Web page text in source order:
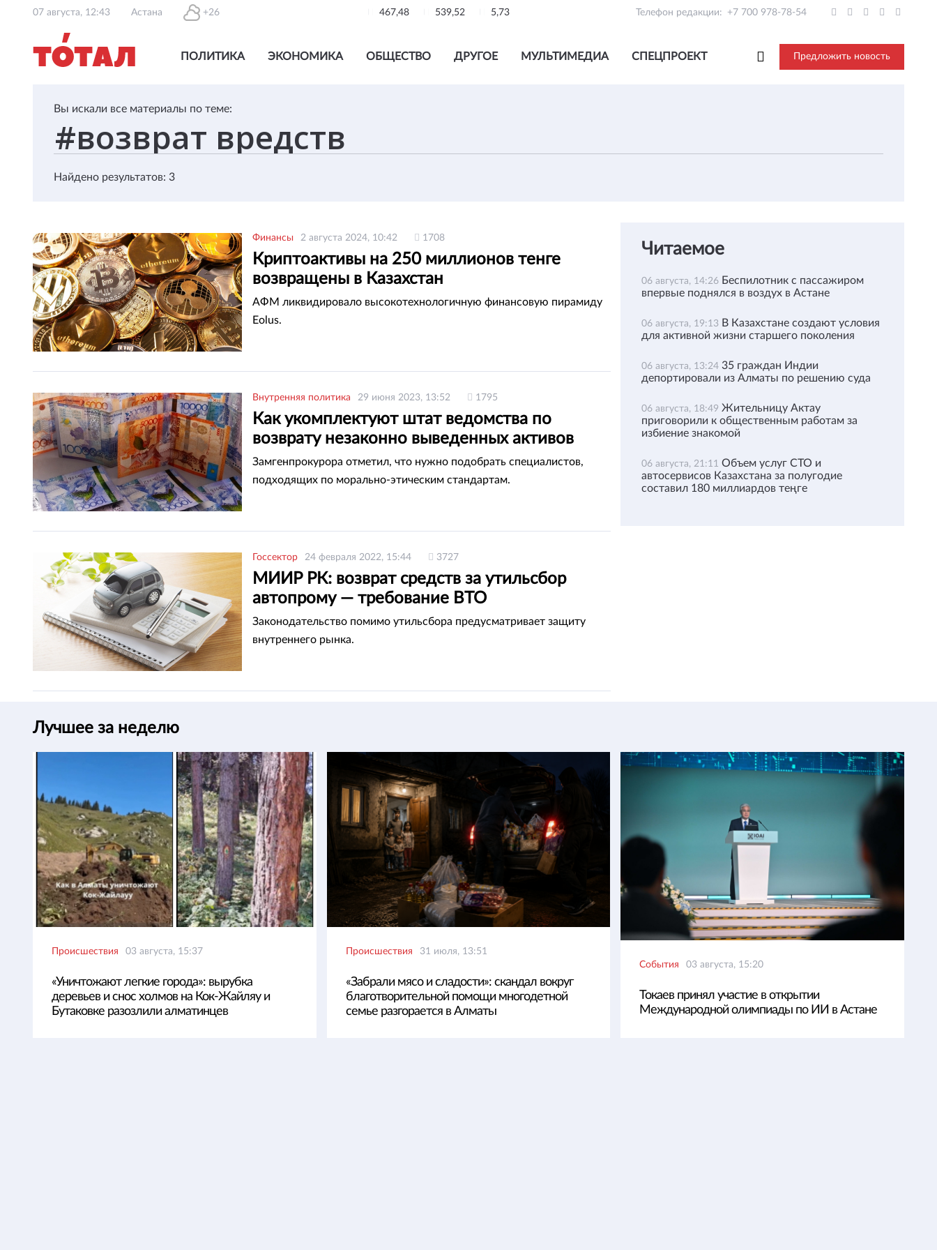
07 августа, 12:43 Астана +26 467,48 539,52 5,73 Телефон редакции: +7 700 978-78-54
ПОЛИТИКА ЭКОНОМИКА ОБЩЕСТВО ДРУГОЕ МУЛЬТИМЕДИА СПЕЦПРОЕКТ Предложить новость
Вы искали все материалы по теме:
Найдено результатов: 3
Финансы 2 августа 2024, 10:42 1708
Криптоактивы на 250 миллионов тенге
возвращены в Казахстан
АФМ ликвидировало высокотехнологичную финансовую пирамиду
Eolus.
Внутренняя политика 29 июня 2023, 13:52 1795
Как укомплектуют штат ведомства по
возврату незаконно выведенных активов
Замгенпрокурора отметил, что нужно подобрать специалистов,
подходящих по морально-этическим стандартам.
Госсектор 24 февраля 2022, 15:44 3727
МИИР РК: возврат средств за утильсбор
автопрому — требование ВТО
Законодательство помимо утильсбора предусматривает защиту
внутреннего рынка.
Читаемое
06 августа, 14:26 Беспилотник с пассажиром
впервые поднялся в воздух в Астане
06 августа, 19:13 В Казахстане создают условия
для активной жизни старшего поколения
06 августа, 13:24 35 граждан Индии
депортировали из Алматы по решению суда
06 августа, 18:49 Жительницу Актау
приговорили к общественным работам за
избиение знакомой
06 августа, 21:11 Объем услуг СТО и
автосервисов Казахстана за полугодие
составил 180 миллиардов теңге
Лучшее за неделю
Происшествия 03 августа, 15:37
«Уничтожают легкие города»: вырубка
деревьев и снос холмов на Кок-Жайляу и
Бутаковке разозлили алматинцев
Происшествия 31 июля, 13:51
«Забрали мясо и сладости»: скандал вокруг
благотворительной помощи многодетной
семье разгорается в Алматы
События 03 августа, 15:20
Токаев принял участие в открытии
Международной олимпиады по ИИ в Астане